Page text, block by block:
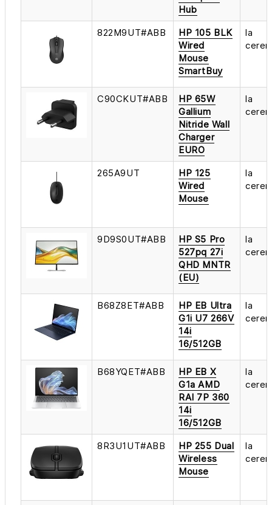
Hub
822M9UT#ABB
HP 105 BLK
Wired
Mouse
SmartBuy
la
C90CKUT#ABB
HP 65W
Gallium
Nitride Wall
Charger
EURO
la
265A9UT
HP 125
Wired
Mouse
la
9D9S0UT#ABB
HP S5 Pro
527pq 27i
QHD MNTR
(EU)
la
B68Z8ET#ABB
HP EB Ultra
G1i U7 266V
14i
16/512GB
la
B68YQET#ABB
HP EB X
G1a AMD
RAI 7P 360
14i
16/512GB
la
8R3U1UT#ABB
HP 255 Dual
Wireless
Mouse
la